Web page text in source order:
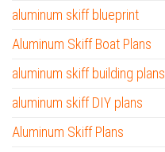
aluminum skiff blueprint
Aluminum Skiff Boat Plans
aluminum skiff building plans
aluminum skiff DIY plans
Aluminum Skiff Plans